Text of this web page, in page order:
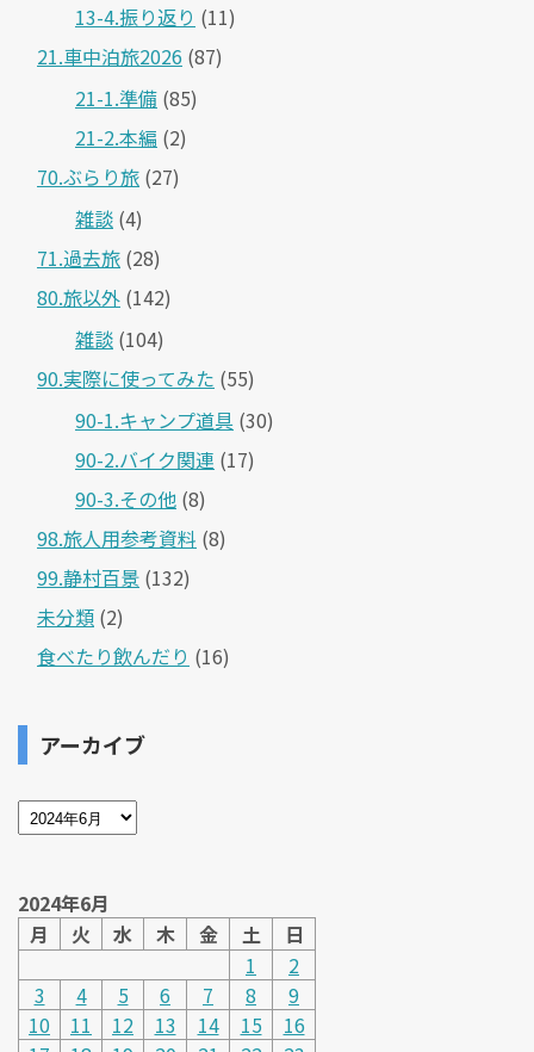
13-4.振り返り (11)
21.車中泊旅2026 (87)
21-1.準備 (85)
21-2.本編 (2)
70.ぶらり旅 (27)
雑談 (4)
71.過去旅 (28)
80.旅以外 (142)
雑談 (104)
90.実際に使ってみた (55)
90-1.キャンプ道具 (30)
90-2.バイク関連 (17)
90-3.その他 (8)
98.旅人用参考資料 (8)
99.静村百景 (132)
未分類 (2)
食べたり飲んだり (16)
アーカイブ
2024年6月
月
火 水 木 金 土
日
1
2
3
4 5 6 7 8
9
10
11 12 13 14 15
16